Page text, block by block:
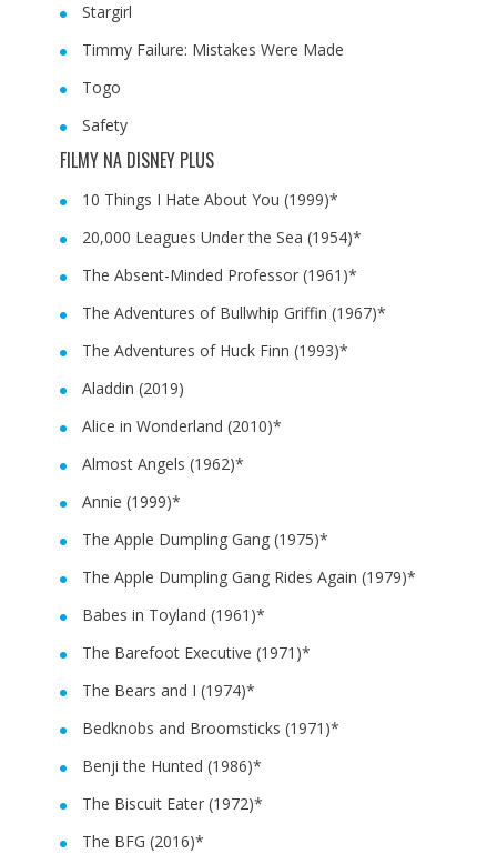
Stargirl
Timmy Failure: Mistakes Were Made
Togo
Safety
FILMY NA DISNEY PLUS
10 Things I Hate About You (1999)*
20,000 Leagues Under the Sea (1954)*
The Absent-Minded Professor (1961)*
The Adventures of Bullwhip Griffin (1967)*
The Adventures of Huck Finn (1993)*
Aladdin (2019)
Alice in Wonderland (2010)*
Almost Angels (1962)*
Annie (1999)*
The Apple Dumpling Gang (1975)*
The Apple Dumpling Gang Rides Again (1979)*
Babes in Toyland (1961)*
The Barefoot Executive (1971)*
The Bears and I (1974)*
Bedknobs and Broomsticks (1971)*
Benji the Hunted (1986)*
The Biscuit Eater (1972)*
The BFG (2016)*